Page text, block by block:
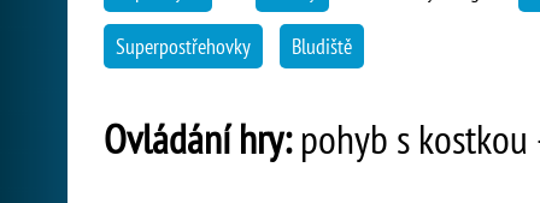
Superpostřehovky Bludiště
Ovládání hry:pohyb s kostkou